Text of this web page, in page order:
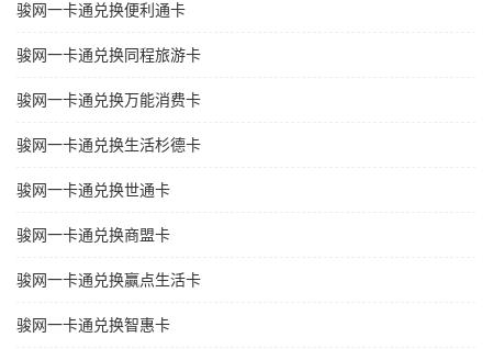
骏网一卡通兑换便利通卡
骏网一卡通兑换同程旅游卡
骏网一卡通兑换万能消费卡
骏网一卡通兑换生活杉德卡
骏网一卡通兑换世通卡
骏网一卡通兑换商盟卡
骏网一卡通兑换赢点生活卡
骏网一卡通兑换智惠卡